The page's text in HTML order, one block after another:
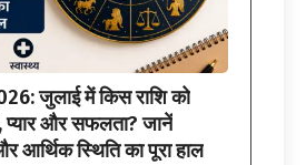
जुलाई में किस राशि को
प्यार और सफलता? जानें
आर्थिक स्थिति का पूरा हाल